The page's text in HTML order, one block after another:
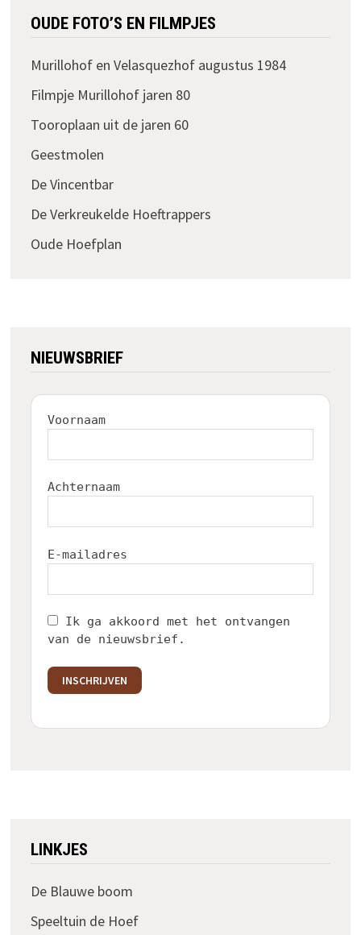
OUDE FOTO’S EN FILMPJES
Murillohof en Velasquezhof augustus 1984
Filmpje Murillohof jaren 80
Tooroplaan uit de jaren 60
Geestmolen
De Vincentbar
De Verkreukelde Hoeftrappers
Oude Hoefplan
NIEUWSBRIEF
Voornaam
Achternaam
E-mailadres
Ik ga akkoord met het ontvangen
van de nieuwsbrief.
INSCHRIJVEN
LINKJES
De Blauwe boom
Speeltuin de Hoef